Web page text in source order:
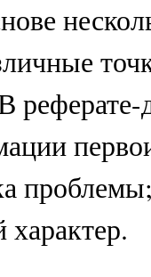
реферате-